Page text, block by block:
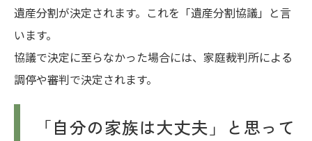
遺産分割が決定されます。これを「遺産分割協議」と言
います。
協議で決定に至らなかった場合には、家庭裁判所による
調停や審判で決定されます。
「自分の家族は大丈夫」と思って